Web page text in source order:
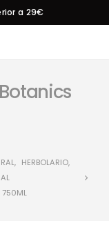
a 29€
, HERBOLARIO,
750ML